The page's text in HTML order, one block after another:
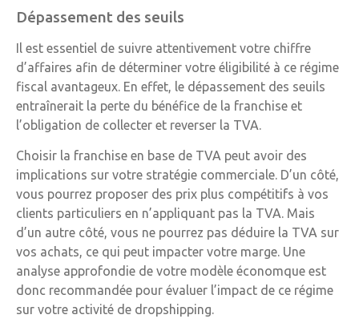
Dépassement des seuils
Il est essentiel de suivre attentivement votre chiffre
d’affaires afin de déterminer votre éligibilité à ce régime
fiscal avantageux. En effet, le dépassement des seuils
entraînerait la perte du bénéfice de la franchise et
l’obligation de collecter et reverser la TVA.
Choisir la franchise en base de TVA peut avoir des
implications sur votre stratégie commerciale. D’un côté,
vous pourrez proposer des prix plus compétitifs à vos
clients particuliers en n’appliquant pas la TVA. Mais
d’un autre côté, vous ne pourrez pas déduire la TVA sur
vos achats, ce qui peut impacter votre marge. Une
analyse approfondie de votre modèle économque est
donc recommandée pour évaluer l’impact de ce régime
sur votre activité de dropshipping.